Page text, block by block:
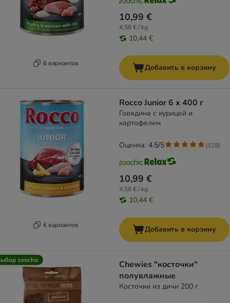
6 вариантов
10,99 €
4,58 € / kg
10,44 €
Добавить в корзину
6 вариантов
Rocco Junior 6 x 400 г
Говядина с курицей и
картофелем
10,99 €
4,58 € / kg
10,44 €
Оценка: 4.5/5 (518)
Добавить в корзину
zoochic
Chewies "косточки"
полувлажные
Косточки из дичи 200 г